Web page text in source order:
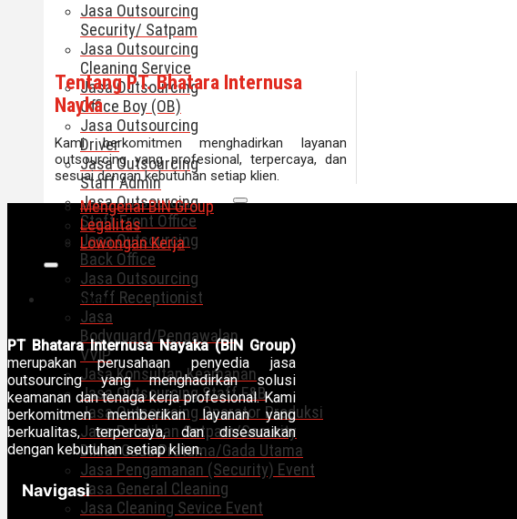
Jasa Outsourcing
Security/ Satpam
Jasa Outsourcing
Cleaning Service
Jasa Outsourcing
Office Boy (OB)
Jasa Outsourcing
Driver
Jasa Outsourcing
Staff Admin
Jasa Outsourcing
Staff Front Office
Jasa Outsourcing
Back Office
Jasa Outsourcing
Staff Receptionist
Jasa
Bodyguard/Pengawalan
VVIP
Jasa Konsultan Keamanan
Jasa Outsourcing Staff F&B
Jasa Outsourcing Operator Produksi
Jasa Pelatihan Satpam/Security
Diklat Gada Pratama/Gada Utama
Jasa Pengamanan (Security) Event
Jasa General Cleaning
Jasa Cleaning Sevice Event
Tentang PT. Bhatara Internusa
Nayka
Kami berkomitmen menghadirkan layanan
outsourcing yang profesional, terpercaya, dan
sesuai dengan kebutuhan setiap klien.
Mengenai BIN Group
Legalitas
Lowongan Kerja
Layanan
PT Bhatara Internusa Nayaka (BIN Group)
merupakan perusahaan penyedia jasa
outsourcing yang menghadirkan solusi
keamanan dan tenaga kerja profesional. Kami
berkomitmen memberikan layanan yang
berkualitas, terpercaya, dan disesuaikan
dengan kebutuhan setiap klien.
Navigasi